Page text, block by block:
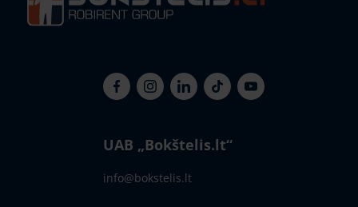
UAB „Bokštelis.lt“
info@bokstelis.lt